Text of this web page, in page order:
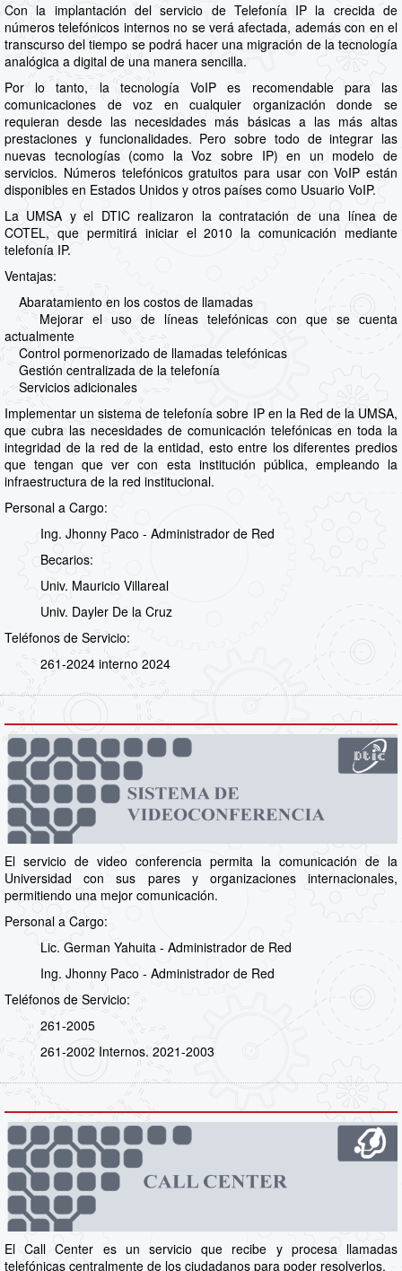
Con la implantación del servicio de Telefonía IP la crecida de
números telefónicos internos no se verá afectada, además con en el
transcurso del tiempo se podrá hacer una migración de la tecnología
analógica a digital de una manera sencilla.
Por lo tanto, la tecnología VoIP es recomendable para las
comunicaciones de voz en cualquier organización donde se
requieran desde las necesidades más básicas a las más altas
prestaciones y funcionalidades. Pero sobre todo de integrar las
nuevas tecnologías (como la Voz sobre IP) en un modelo de
servicios. Números telefónicos gratuitos para usar con VoIP están
disponibles en Estados Unidos y otros países como Usuario VoIP.
La UMSA y el DTIC realizaron la contratación de una línea de
COTEL, que permitirá iniciar el 2010 la comunicación mediante
telefonía IP.
Ventajas:
Abaratamiento en los costos de llamadas
Mejorar el uso de líneas telefónicas con que se cuenta
actualmente
Control pormenorizado de llamadas telefónicas
Gestión centralizada de la telefonía
Servicios adicionales
Implementar un sistema de telefonía sobre IP en la Red de la UMSA,
que cubra las necesidades de comunicación telefónicas en toda la
integridad de la red de la entidad, esto entre los diferentes predios
que tengan que ver con esta institución pública, empleando la
infraestructura de la red institucional.
Personal a Cargo:
Ing. Jhonny Paco - Administrador de Red
Becarios:
Univ. Mauricio Villareal
Univ. Dayler De la Cruz
Teléfonos de Servicio:
261-2024 interno 2024
El servicio de video conferencia permita la comunicación de la
Universidad con sus pares y organizaciones internacionales,
permitiendo una mejor comunicación.
Personal a Cargo:
Lic. German Yahuita - Administrador de Red
Ing. Jhonny Paco - Administrador de Red
Teléfonos de Servicio:
261-2005
261-2002 Internos. 2021-2003
El Call Center es un servicio que recibe y procesa llamadas
telefónicas centralmente de los ciudadanos para poder resolverlos.